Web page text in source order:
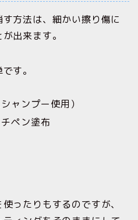
方法は、細かい擦り傷に
出来ます。
す。
ャンプー使用）
ペン塗布
ったりもするのですが、